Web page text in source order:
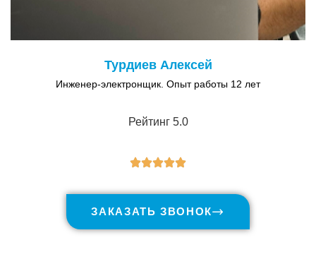
Турдиев Алексей
Инженер-электронщик. Опыт работы 12 лет
Рейтинг 5.0
ЗАКАЗАТЬ ЗВОНОК